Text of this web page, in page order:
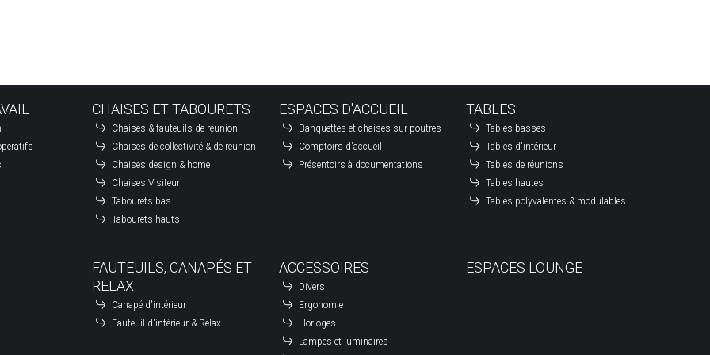
CHAISES ET TABOURETS
Chaises & fauteuils de réunion
Chaises de collectivité & de réunion
Chaises design & home
Chaises Visiteur
Tabourets bas
Tabourets hauts
ESPACES D'ACCUEIL
Banquettes et chaises sur poutres
Comptoirs d'accueil
Présentoirs à documentations
TABLES
Tables basses
Tables d'intérieur
Tables de réunions
Tables hautes
Tables polyvalentes & modulables
FAUTEUILS, CANAPÉS ET
RELAX
Canapé d'intérieur
Fauteuil d'intérieur & Relax
ACCESSOIRES
Divers
Ergonomie
Horloges
Lampes et luminaires
ESPACES LOUNGE